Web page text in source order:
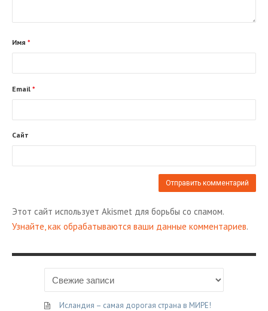
Имя *
Email *
Сайт
Этот сайт использует Akismet для борьбы со спамом.
Узнайте, как обрабатываются ваши данные комментариев.
Исландия – самая дорогая страна в МИРЕ!